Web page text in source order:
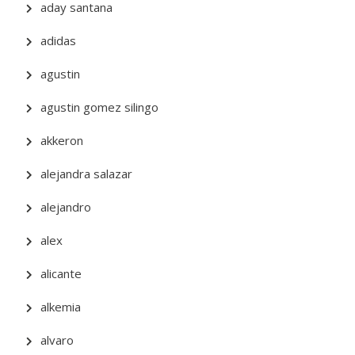
aday santana
adidas
agustin
agustin gomez silingo
akkeron
alejandra salazar
alejandro
alex
alicante
alkemia
alvaro